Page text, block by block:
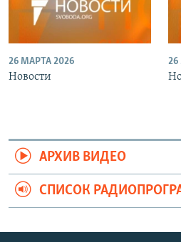
26 МАРТА 2026
Новости
26
АРХИВ ВИДЕО
СПИСОК